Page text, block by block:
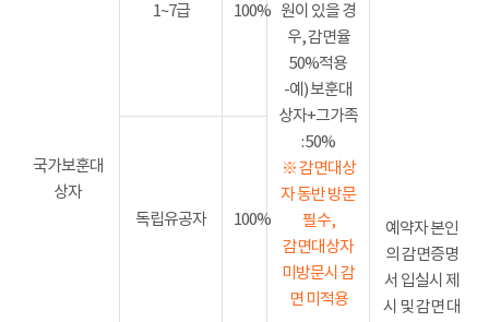
국가보훈대
상자
1~7급 100% 원이 있을 경
우, 감면율
50%적용
-예) 보훈대
상자+그가족
: 50%
※ 감면대상
자 동반 방문
필수,
감면대상자
미방문시 감
면 미적용
예약자 본인
의 감면증명
서 입실시 제
시 및 감면 대
독립유공자 100%